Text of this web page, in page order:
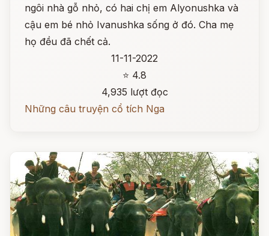
ngôi nhà gỗ nhỏ, có hai chị em Alyonushka và
cậu em bé nhỏ Ivanushka sống ở đó. Cha mẹ
họ đều đã chết cả.
11-11-2022
⭐ 4.8
4,935 lượt đọc
Những câu truyện cổ tích Nga